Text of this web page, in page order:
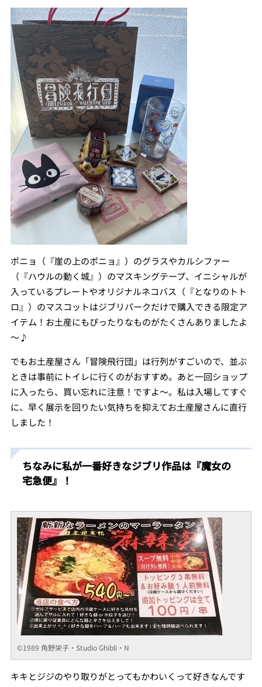
ポニョ（『崖の上のポニョ』）のグラスやカルシファー
（『ハウルの動く城』）のマスキングテープ、イニシャルが
入っているプレートやオリジナルネコバス（『となりのトト
ロ』）のマスコットはジブリパークだけで購入できる限定ア
イテム！お土産にもぴったりなものがたくさんありましたよ
～♪
でもお土産屋さん「冒険飛行団」は行列がすごいので、並ぶ
ときは事前にトイレに行くのがおすすめ。あと一回ショップ
に入ったら、買い忘れに注意！ですよ～。私は入場してすぐ
に、早く展示を回りたい気持ちを抑えてお土産屋さんに直行
しました！
ちなみに私が一番好きなジブリ作品は『魔女の
宅急便』！
©1989 角野栄子・Studio Ghibli・N
キキとジジのやり取りがとってもかわいくって好きなんです